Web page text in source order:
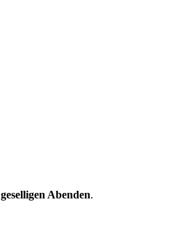
geselligen Abenden.